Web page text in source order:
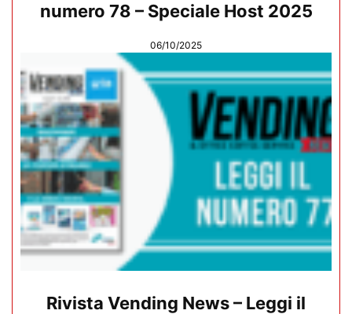
numero 78 – Speciale Host 2025
06/10/2025
Rivista Vending News – Leggi il